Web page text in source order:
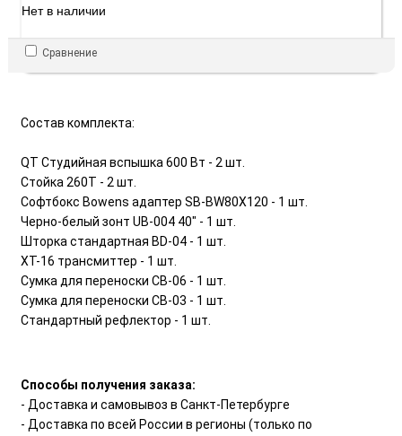
Нет в наличии
Сравнение
Состав комплекта:
QT Студийная вспышка 600 Вт - 2 шт.
Стойка 260T - 2 шт.
Софтбокс Bowens адаптер SB-BW80X120 - 1 шт.
Черно-белый зонт UB-004 40" - 1 шт.
Шторка стандартная BD-04 - 1 шт.
XT-16 трансмиттер - 1 шт.
Сумка для переноски CB-06 - 1 шт.
Сумка для переноски CB-03 - 1 шт.
Стандартный рефлектор - 1 шт.
Способы получения заказа:
- Доставка и самовывоз в Санкт-Петербурге
- Доставка по всей России в регионы (только по